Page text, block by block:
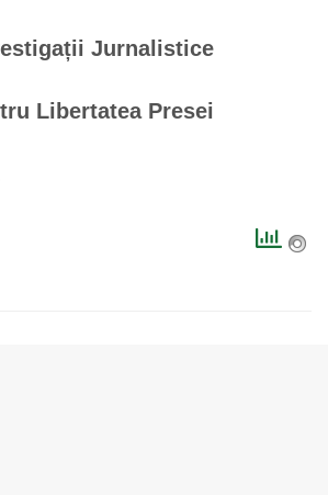
Jurnalistice
Libertatea Presei